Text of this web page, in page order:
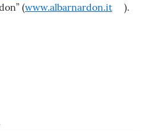
(www.albarnardon.it ).